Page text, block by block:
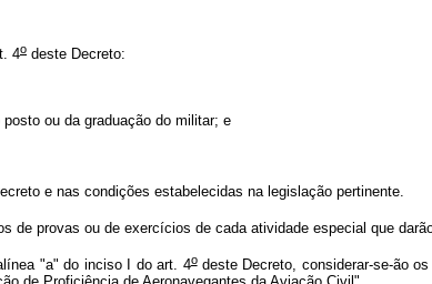
4o deste Decreto:
ou da graduação do militar; e
e nas condições estabelecidas na legislação pertinente.
provas ou de exercícios de cada atividade especial que
"a" do inciso I do art. 4odeste Decreto, considerar-se-ão